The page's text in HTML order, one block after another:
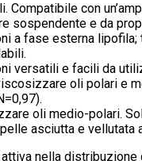
con
e da
fase esterna
versatili e facili da
oli polari e
oli medio-polari.
asciutta e vellutata
nella distribuzione